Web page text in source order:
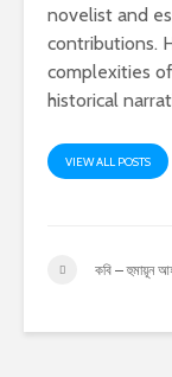
novelist and
contributions.
complexities
historical
VIEW ALL POSTS
কবি – হুমায়ূন